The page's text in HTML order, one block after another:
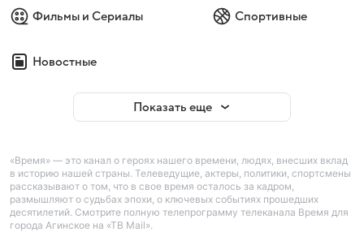
Фильмы и Сериалы Спортивные
Новостные
Показать еще
«Время» — это канал о героях нашего времени, людях, внесших вклад
в историю нашей страны. Телеведущие, актеры, политики, спортсмены
рассказывают о том, что в свое время осталось за кадром,
размышляют о судьбах эпохи, о ключевых событиях прошедших
десятилетий. Смотрите полную телепрограмму телеканала Время для
города Агинское на «ТВ Mail».